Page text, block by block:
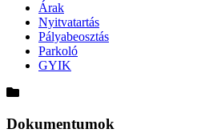
Árak
Nyitvatartás
Pályabeosztás
Parkoló
GYIK
Dokumentumok